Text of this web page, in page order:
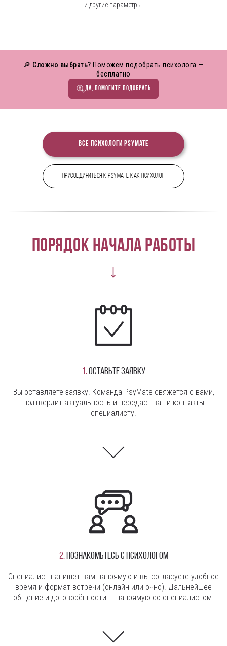
и другие параметры.
🔎 Сложно выбрать? Поможем подобрать психолога —
бесплатно
ДА, ПОМОГИТЕ ПОДОБРАТЬ
Все психологи PsyMate
Присоединиться к PsyMate как психолог
Порядок начала работы
↓
1.Оставьте заявку
Вы оставляете заявку. Команда PsyMate свяжется с вами,
подтвердит актуальность и передаст ваши контакты
специалисту.
2.Познакомьтесь с психологом
Специалист напишет вам напрямую и вы согласуете удобное
время и формат встречи (онлайн или очно). Дальнейшее
общение и договорённости — напрямую со специалистом.